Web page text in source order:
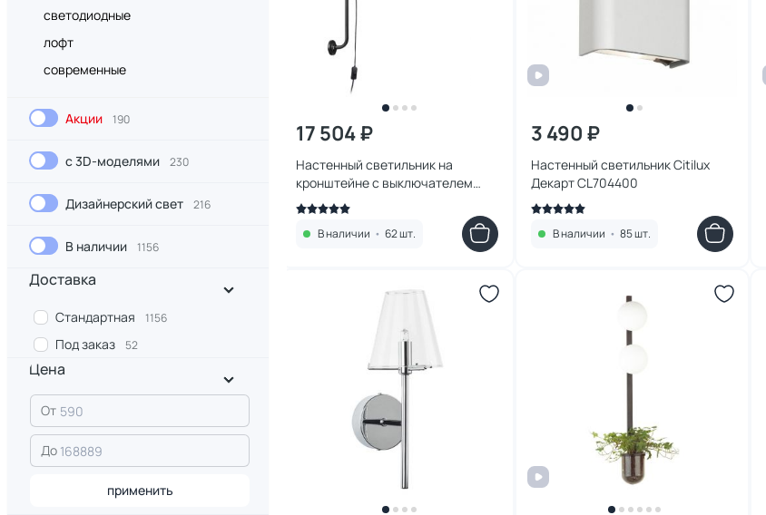
светодиодные
лофт
современные
Акции 190
с 3D-моделями 230
Дизайнерский свет 216
В наличии 1156
Доставка
Стандартная 1156
Под заказ 52
Цена
От
До
применить
17 504 ₽
Настенный светильник на
кронштейне с выключателем
Odeon Light ARTA 4125/1WA
В наличии • 62 шт.
3 490 ₽
Настенный светильник Citilux
Декарт CL704400
В наличии • 85 шт.